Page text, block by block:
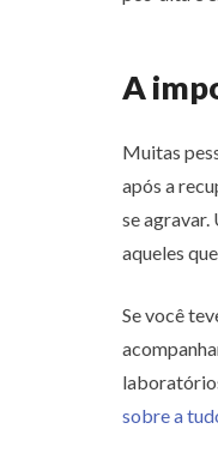
A
Muitas
após a
se agravar.
aqueles
Se você
sobre a